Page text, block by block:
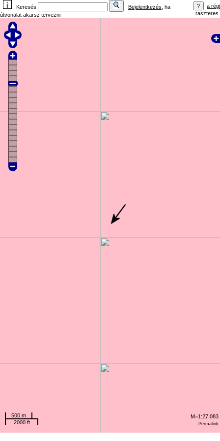
Keresés Bejelentkezés , ha
útvonalat akarsz tervezni
a régi
raszteres
Permalink
500 m
2000 ft
M=1:27 083